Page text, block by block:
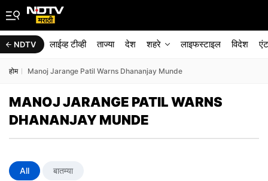
NDTV लाईव्ह टीव्ही ताज्या देश शहरे लाइफस्टाइल विदेश
होम Manoj Jarange Patil Warns Dhananjay Munde
MANOJ JARANGE PATIL WARNS
DHANANJAY MUNDE
All बातम्या